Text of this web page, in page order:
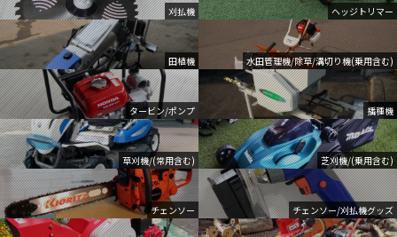
刈払機 ヘッジトリマー
田植機 水田管理機/除草/溝切り機(乗用含む)
タービン/ポンプ 播種機
草刈機/(常用含む) 芝刈機/(乗用含む)
チェンソー チェンソー/刈払機グッズ